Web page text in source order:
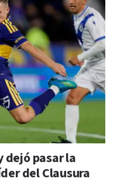
dejó pasar la
del Clausura